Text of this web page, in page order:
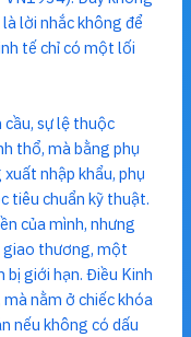
lời nhắc không để
tế chỉ có một lối
sự lệ thuộc
thổ, mà bằng phụ
nhập khẩu, phụ
tiêu chuẩn kỹ thuật.
của mình, nhưng
giao thương, một
bị giới hạn. Điều Kinh
nằm ở chiếc khóa
nếu không có dấu